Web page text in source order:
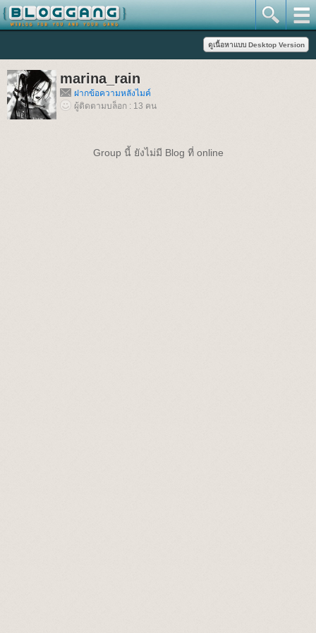
marina_rain
ฝากข้อความหลังไมค์
ผู้ติดตามบล็อก : 13 คน
Group นี้ ยังไม่มี Blog ที่ online